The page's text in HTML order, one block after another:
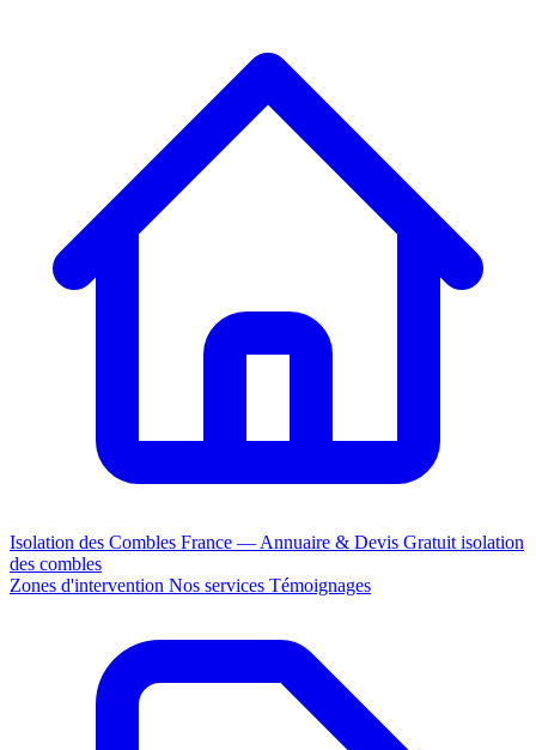
Isolation des Combles France — Annuaire & Devis Gratuit isolation
des combles
Zones d'intervention Nos services Témoignages